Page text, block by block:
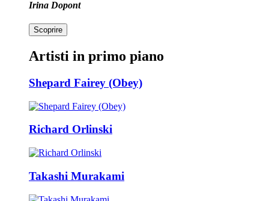
Irina Dopont
Scoprire
Artisti in primo piano
Shepard Fairey (Obey)
Richard Orlinski
Takashi Murakami